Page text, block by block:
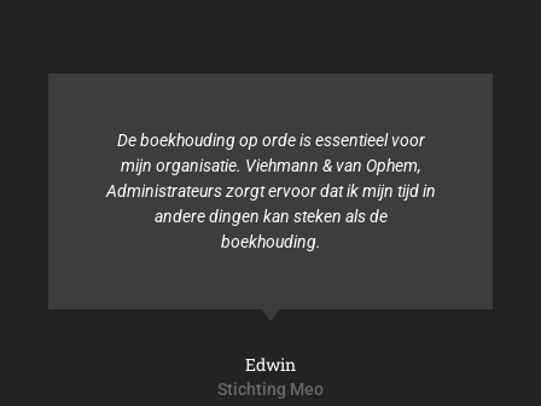
De boekhouding op orde is essentieel voor
mijn organisatie. Viehmann & van Ophem,
Administrateurs zorgt ervoor dat ik mijn tijd in
andere dingen kan steken als de
boekhouding.
Edwin
Stichting Meo